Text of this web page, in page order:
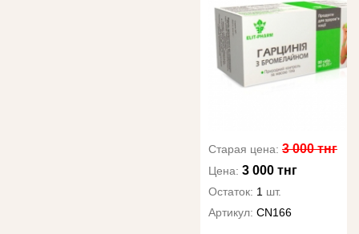
Старая цена: 3 000 тнг
Цена: 3 000 тнг
Остаток: 1 шт.
Артикул: CN166